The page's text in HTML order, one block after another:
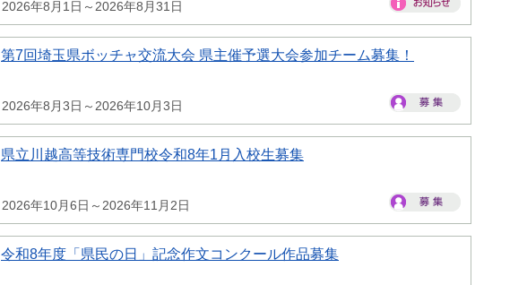
2026年8月1日～2026年8月31日
第7回埼玉県ボッチャ交流大会 県主催予選大会参加チーム募集！
2026年8月3日～2026年10月3日
県立川越高等技術専門校令和8年1月入校生募集
2026年10月6日～2026年11月2日
令和8年度「県民の日」記念作文コンクール作品募集